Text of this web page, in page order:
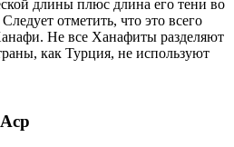
длины плюс длина его тени во
отметить, что это всего
Не все Ханафиты разделяют
как Турция, не используют